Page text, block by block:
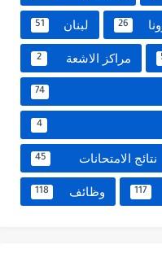
26 لبنان 51
مراكز الاشعة 2
74
4
نتائج الامتحانات 45
117 وظائف 118